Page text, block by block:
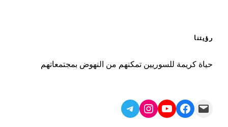
رؤيتنا
حياة كريمة للسوريين تمكنهم من النهوض بمجتمعاتهم
Mail
Facebook
YouTube
Instagram
Telegram